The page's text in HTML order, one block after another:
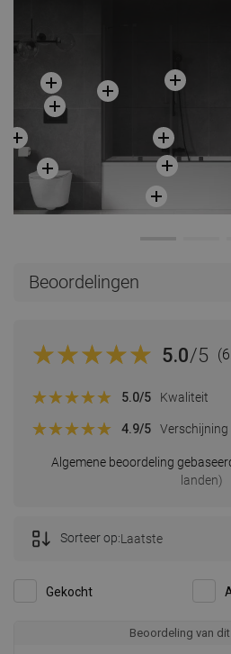
Beoordelingen
5.0/5
Algemene beoordeling
landen)
5.0/5 Kwaliteit
4.9/5 Verschijning
Gekocht
Sorteer op:Laatste
Beoordeling van